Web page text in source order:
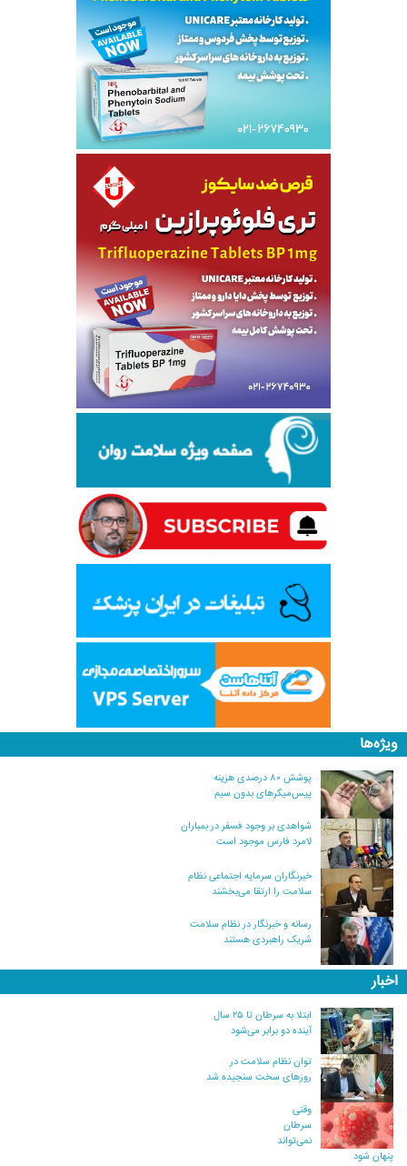
ویژه‌ها
پوشش ۸۰ درصدی هزینه
پیس‌میکرهای بدون سیم
شواهدی بر وجود فسفر در بمباران
لامرد فارس موجود است
خبرنگاران سرمایه اجتماعی نظام
سلامت را ارتقا می‌بخشند
رسانه و خبرنگار در نظام سلامت
شریک راهبردی هستند
اخبار
ابتلا به سرطان تا ۲۵ سال
آینده دو برابر می‌شود
توان نظام سلامت در
روزهای سخت سنجیده شد
وقتی
سرطان
نمی‌تواند
پنهان شود